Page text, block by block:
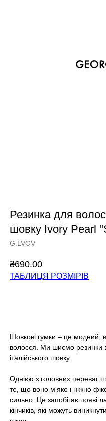
Резинка для
шовку Ivory Pearl
G.LVOV
₴690.00
ТАБЛИЦЯ РОЗМІРІВ
Шовкові гумки – це модний,
волосся. Ми шиємо резинки
італійського шовку.
Однією з головних переваг
те, що воно м'яко і ніжно
сильно. Це запобігає появі
кінчиків, які можуть